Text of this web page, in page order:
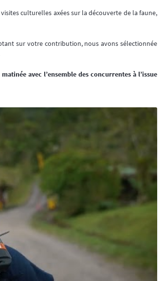
culturelles axées sur la découverte de la faune,
sur votre contribution, nous avons sélectionnée
avec l’ensemble des concurrentes à l’issue